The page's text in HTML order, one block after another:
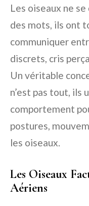
Les oiseaux ne
des mots, ils ont
communiquer
discrets, cris
Un véritable
n’est pas tout, ils
comportement
postures,
les oiseaux.
Les Oiseaux
Aériens